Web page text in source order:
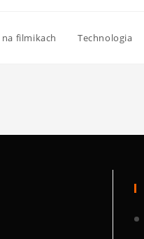
filmikach Technologia